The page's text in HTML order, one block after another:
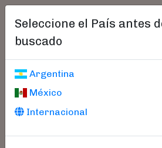
Seleccione el País antes
buscado
Argentina
México
Internacional
Libros
Parámetros